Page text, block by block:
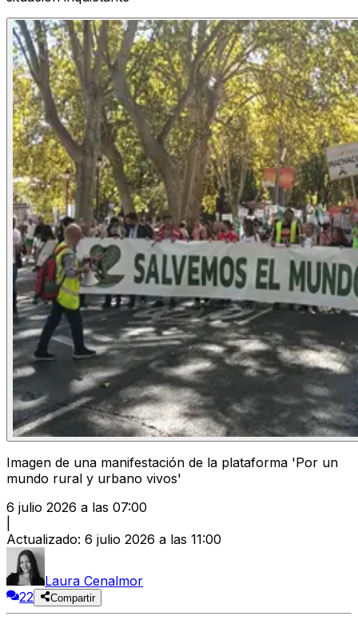
Imagen de una manifestación de la plataforma 'Por un
mundo rural y urbano vivos'
6 julio 2026 a las 07:00
Actualizado: 6 julio 2026 a las 11:00
Laura Cenalmor
22
Compartir